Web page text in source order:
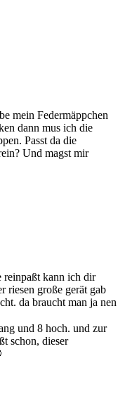
mein Federmäppchen
dann mus ich die
Passt da die
Und magst mir
reinpaßt kann ich dir
riesen große gerät gab
da braucht man ja nen
und 8 hoch. und zur
schon, dieser